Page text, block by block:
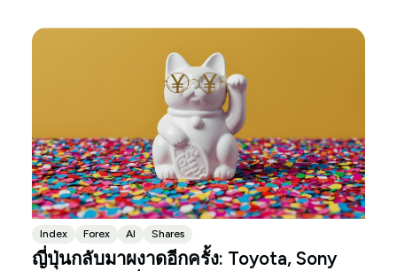
Index Forex AI Shares
ญี่ปุ่นกลับมาผงาดอีกครั้ง: Toyota, Sony